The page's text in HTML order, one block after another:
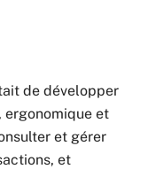
de développer
ergonomique et
et gérer
et